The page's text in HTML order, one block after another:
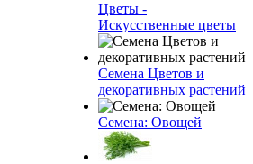
Цветы -
Искусственные цветы
Семена Цветов и
декоративных растений
Семена: Овощей